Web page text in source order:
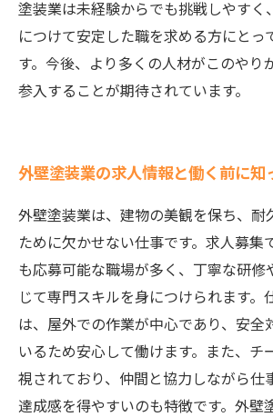
塗装業は未経験からでも挑戦しやすく
につけて安定した職を求める方にとっ
す。今後、より多くの人材がこのやり
参入することが期待されています。
外壁塗装業の求人情報と働く前に知
外壁塗装業は、建物の美観を保ち、耐
ために欠かせない仕事です。求人募集
も応募可能な職場が多く、丁寧な研修
じて専門スキルを身につけられます。
は、屋外での作業が中心であり、安全
いるため安心して働けます。また、チ
視されており、仲間と協力しながら仕
達成感を得やすいのも特徴です。外壁